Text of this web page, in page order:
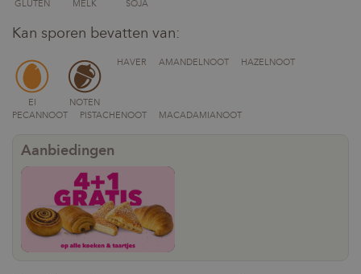
GLUTEN MELK SOJA
Kan sporen bevatten van:
EI NOTEN
HAVER AMANDELNOOT HAZELNOOT
PECANNOOT PISTACHENOOT MACADAMIANOOT
Aanbiedingen
4+1 koeken gratis